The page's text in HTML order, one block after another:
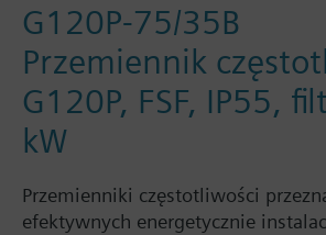
G120P-75/35B
Przemiennik
G120P, FSF, IP55,
kW
Przemienniki częstotliwości
efektywnych energetycznie